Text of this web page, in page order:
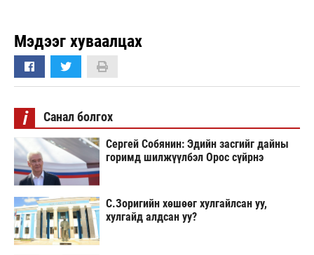
Мэдээг хуваалцах
i Санал болгох
Сергей Собянин: Эдийн засгийг дайны
горимд шилжүүлбэл Орос сүйрнэ
С.Зоригийн хөшөөг хулгайлсан уу,
хулгайд алдсан уу?